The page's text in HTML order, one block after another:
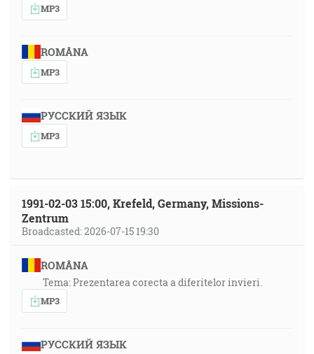
MP3
ROMÂNA
MP3
РУССКИЙ ЯЗЫК
MP3
1991-02-03 15:00, Krefeld, Germany, Missions-
Zentrum
Broadcasted: 2026-07-15 19:30
ROMÂNA
Tema: Prezentarea corecta a diferitelor invieri.
MP3
РУССКИЙ ЯЗЫК